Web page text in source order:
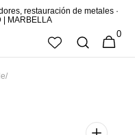
restauración de metales ·
| MARBELLA
CESTA
0
/